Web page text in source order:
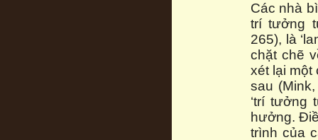
Các nhà
trí tưởng
265), là
chặt chẽ
xét lại một
sau
‘trí tưởng
hưởng.
trình của